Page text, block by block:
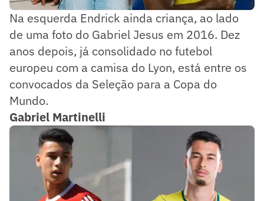
Na esquerda Endrick ainda criança, ao lado
de uma foto do Gabriel Jesus em 2016. Dez
anos depois, já consolidado no futebol
europeu com a camisa do Lyon, está entre os
convocados da Seleção para a Copa do
Mundo.
Gabriel Martinelli